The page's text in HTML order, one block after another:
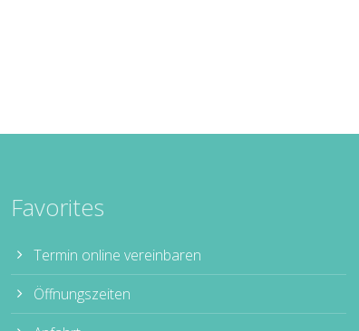
Favorites
Termin online vereinbaren
Öffnungszeiten